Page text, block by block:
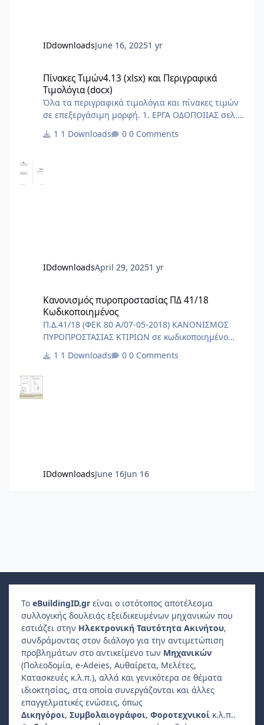
IDdownloadsJune 16, 20251 yr
Πίνακες Τιμών4.13 (xlsx) και Περιγραφικά
Τιμολόγια (docx)
Όλα τα περιγραφικά τιμολόγια και πίνακες τιμών
σε επεξεργάσιμη μορφή. 1. ΕΡΓΑ ΟΔΟΠΟΙΙΑΣ σελ.
Έργων Οδοποιίας σελ. 1 - 184 1.2 Πίνακας Τιμών
1 Downloads 0 Comments
IDdownloadsApril 29, 20251 yr
Κανονισμός πυροπροστασίας ΠΔ 41/18
Κωδικοποιημένος
Π.Δ.41/18 (ΦΕΚ 80 Α/07-05-2018) ΚΑΝΟΝΙΣΜΟΣ
ΠΥΡΟΠΡΟΣΤΑΣΙΑΣ ΚΤΙΡΙΩΝ σε κωδικοποιημένο
αρχείο word/pdf.
1 Downloads 0 Comments
IDdownloadsJune 16Jun 16
Το eBuildingID.gr είναι ο ιστότοπος αποτέλεσμα
συλλογικής δουλειάς εξειδικευμένων μηχανικών που
εστιάζει στην Ηλεκτρονική Ταυτότητα Ακινήτου,
συνδράμοντας στον διάλογο για την αντιμετώπιση
προβλημάτων στο αντικείμενο των Μηχανικών
(Πολεοδομία, e-Adeies, Αυθαίρετα, Μελέτες,
Κατασκευές κ.λ.π.), αλλά και γενικότερα σε θέματα
ιδιοκτησίας, στα οποία συνεργάζονται και άλλες
επαγγελματικές ενώσεις, όπως
Δικηγόροι, Συμβολαιογράφοι, Φοροτεχνικοί κ.λ.π..